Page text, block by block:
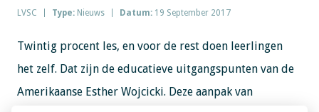
LVSC Type: Nieuws Datum: 19 September 2017
Twintig procent les, en voor de rest doen leerlingen
het zelf. Dat zijn de educatieve uitgangspunten van de
Amerikaanse Esther Wojcicki. Deze aanpak van